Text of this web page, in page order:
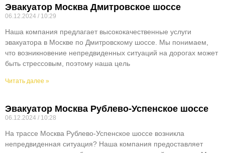
Эвакуатор Москва Дмитровское шоссе
06.12.2024 10:29
Наша компания предлагает высококачественные услуги
эвакуатора в Москве по Дмитровскому шоссе. Мы понимаем,
что возникновение непредвиденных ситуаций на дорогах может
быть стрессовым, поэтому наша цель
Читать далее »
Эвакуатор Москва Рублево-Успенское шоссе
06.12.2024 10:28
На трассе Москва Рублево-Успенское шоссе возникла
непредвиденная ситуация? Наша компания предоставляет